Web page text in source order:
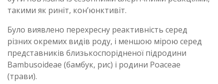
такими як риніт, кон’юнктивіт.
Було виявлено перехресну реактивність серед
різних окремих видів роду, і меншою мірою серед
представників близькоспорідненої підродини
Bambusoideae (бамбук, рис) і родини Poaceae
(трави).